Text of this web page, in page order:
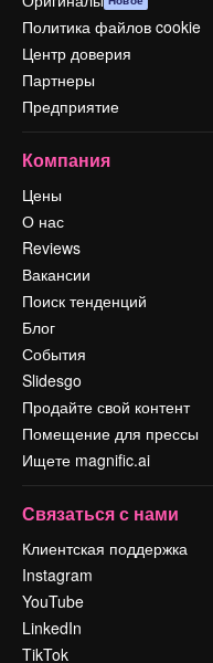
Политика файлов cookie
Центр доверия
Партнеры
Предприятие
Компания
Цены
О нас
Reviews
Вакансии
Поиск тенденций
Блог
События
Slidesgo
Продайте свой контент
Помещение для прессы
Ищете magnific.ai
Связаться с нами
Клиентская поддержка
Instagram
YouTube
LinkedIn
TikTok